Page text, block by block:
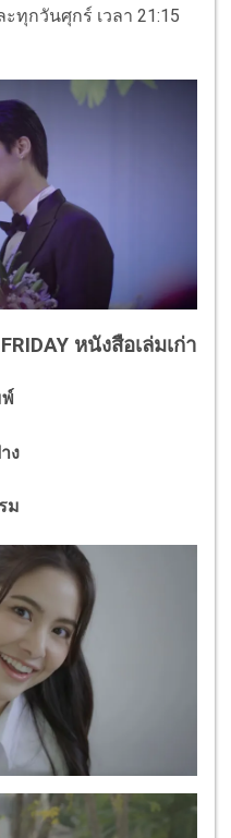
ทุกวันศุกร์ เวลา 21:15
หนังสือเล่มเก่า
ง
ม